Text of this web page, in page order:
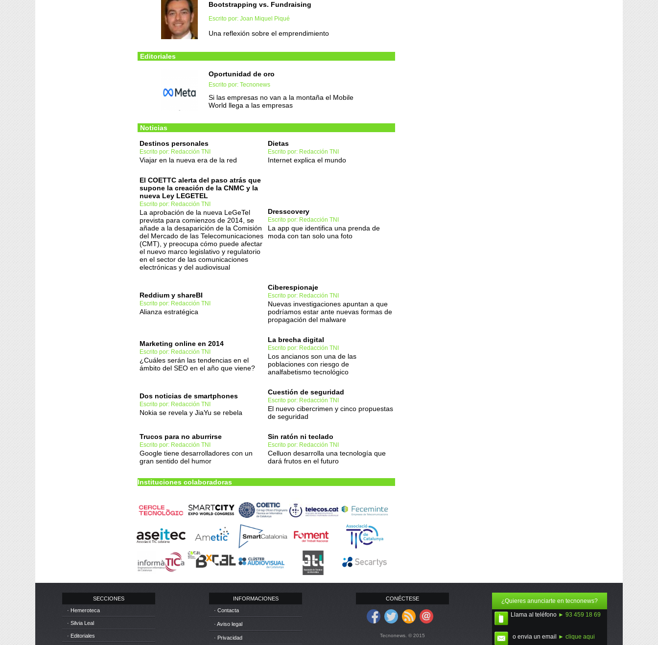
Bootstrapping vs. Fundraising
Escrito por: Joan Miquel Piqué
Una reflexión sobre el emprendimiento
Editoriales
Oportunidad de oro
Escrito por: Tecnonews
Si las empresas no van a la montaña el Mobile
World llega a las empresas
Noticias
Destinos personales
Escrito por: Redacción TNI
Viajar en la nueva era de la red
Dietas
Escrito por: Redacción TNI
Internet explica el mundo
El COETTC alerta del paso atrás que
supone la creación de la CNMC y la
nueva Ley LEGETEL
Escrito por: Redacción TNI
La aprobación de la nueva LeGeTel
prevista para comienzos de 2014, se
añade a la desaparición de la Comisión
del Mercado de las Telecomunicaciones
(CMT), y preocupa cómo puede afectar
el nuevo marco legislativo y regulatorio
en el sector de las comunicaciones
electrónicas y del audiovisual
Dresscovery
Escrito por: Redacción TNI
La app que identifica una prenda de
moda con tan solo una foto
Reddium y shareBI
Escrito por: Redacción TNI
Alianza estratégica
Ciberespionaje
Escrito por: Redacción TNI
Nuevas investigaciones apuntan a que
podríamos estar ante nuevas formas de
propagación del malware
Marketing online en 2014
Escrito por: Redacción TNI
¿Cuáles serán las tendencias en el
ámbito del SEO en el año que viene?
La brecha digital
Escrito por: Redacción TNI
Los ancianos son una de las
poblaciones con riesgo de
analfabetismo tecnológico
Dos noticias de smartphones
Escrito por: Redacción TNI
Nokia se revela y JiaYu se rebela
Cuestión de seguridad
Escrito por: Redacción TNI
El nuevo cibercrimen y cinco propuestas
de seguridad
Trucos para no aburrirse
Escrito por: Redacción TNI
Google tiene desarrolladores con un
gran sentido del humor
Sin ratón ni teclado
Escrito por: Redacción TNI
Celluon desarrolla una tecnología que
dará frutos en el futuro
Instituciones colaboradoras
SECCIONES
· Hemeroteca
· Silvia Leal
· Editoriales
INFORMACIONES
· Contacta
· Aviso legal
· Privacidad
CONÉCTESE
Tecnonews. © 2015
¿Quieres anunciarte en tecnonews?
Llama al teléfono ► 93 459 18 69
o envia un email ► clique aqui